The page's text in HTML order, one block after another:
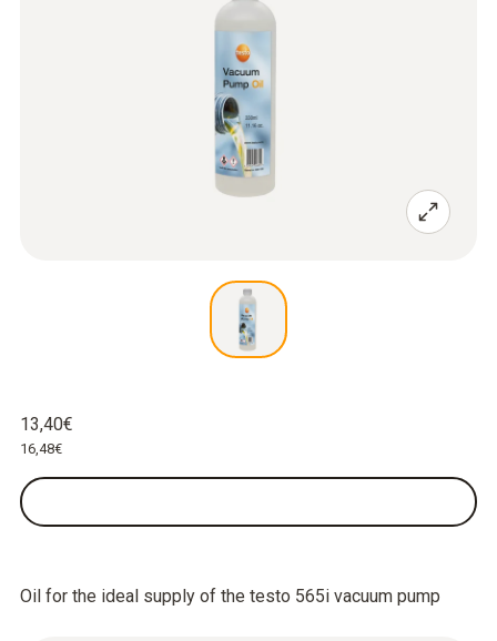
Oil for the ideal supply of the testo 565i vacuum pump
13,40€
16,48€